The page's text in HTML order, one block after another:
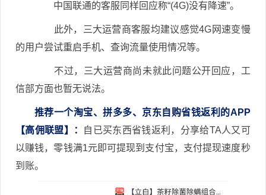
中国联通的客服同样回应称“(4G)没有降速”。
此外，三大运营商客服均建议感觉4G网速变慢
的用户尝试重启手机、查询流量使用情况等。
不过，三大运营商尚未就此问题公开回应，工
信部方面也暂无说法。
推荐一个淘宝、拼多多、京东自购省钱返利的APP
【高佣联盟】：
自已买东西省钱返利，分享给TA人又可
以赚钱，零钱满1元即可提现到支付宝，支付提现速度秒
到账。